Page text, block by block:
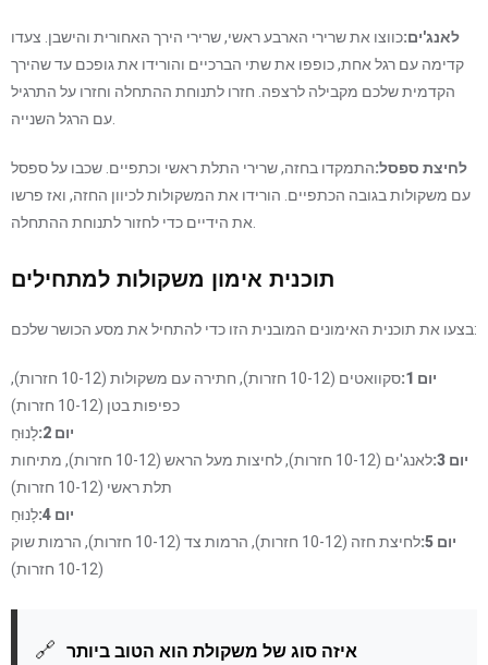
לאנג'ים:כווצו את שרירי הארבע ראשי, שרירי הירך האחורית והישבן. צעדו
קדימה עם רגל אחת, כופפו את שתי הברכיים והורידו את גופכם עד שהירך
הקדמית שלכם מקבילה לרצפה. חזרו לתנוחת ההתחלה וחזרו על התרגיל
עם הרגל השנייה.
לחיצת ספסל:התמקדו בחזה, שרירי התלת ראשי וכתפיים. שכבו על ספסל
עם משקולות בגובה הכתפיים. הורידו את המשקולות לכיוון החזה, ואז פרשו
את הידיים כדי לחזור לתנוחת ההתחלה.
תוכנית אימון משקולות למתחילים
בצעו את תוכנית האימונים המובנית הזו כדי להתחיל את מסע הכושר שלכם:
יום 1:
סקוואטים (10-12 חזרות), חתירה עם משקולות (10-12 חזרות),
כפיפות בטן (10-12 חזרות)
יום 2:
לָנוּחַ
יום 3:
לאנג'ים (10-12 חזרות), לחיצות מעל הראש (10-12 חזרות), מתיחות
תלת ראשי (10-12 חזרות)
יום 4:
לָנוּחַ
יום 5:
לחיצת חזה (10-12 חזרות), הרמות צד (10-12 חזרות), הרמות שוק
(10-12 חזרות)
🔗 איזה סוג של משקולת הוא הטוב ביותר